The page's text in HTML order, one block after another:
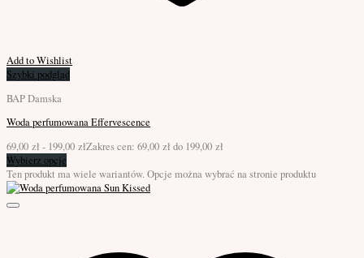
Add to Wishlist
Szybki podgląd
BAP Damska
Woda perfumowana Effervescence
69,00 zł - 199,00 złZakres cen: 69,00 zł do 199,00 zł
Wybierz opcje
Ten produkt ma wiele wariantów. Opcje można wybrać na stronie produktu